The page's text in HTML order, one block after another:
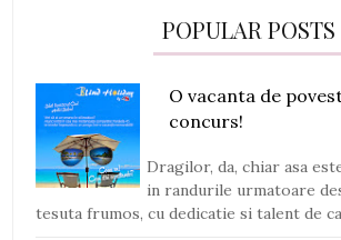
POPULAR POSTS
O vacanta de
concurs!
Dragilor, da, chiar asa
in randurile urmatoare
tesuta frumos, cu dedicatie si talent de